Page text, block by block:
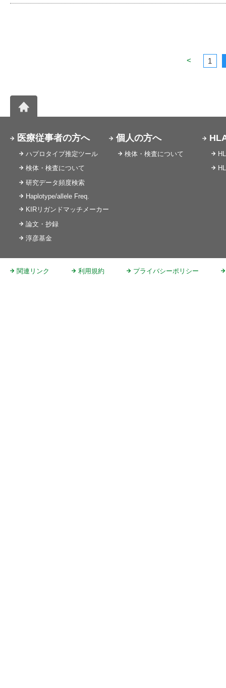
< 1
医療従事者の方へ
ハプロタイプ推定ツール
検体・検査について
研究データ頻度検索
Haplotype/allele Freq.
KIRリガンドマッチメーカー
論文・抄録
淳彦基金
個人の方へ
検体・検査について
関連リンク 利用規約 プライバシーポリシー